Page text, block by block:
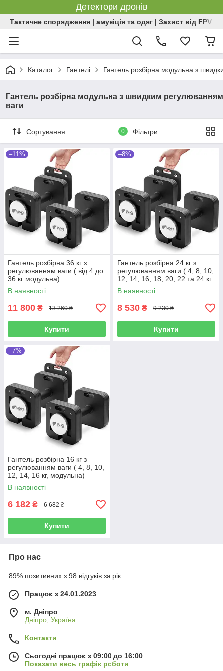
Детектори дронів
Тактичне спорядження | амуніція та одяг | Захист від FPV |
Каталог Гантелі Гантель розбірна модульна з
Гантель розбірна модульна з швидким регулюванням
ваги
Сортування 0 Фільтри
–11%
Гантель розбірна 36 кг з
регулюванням ваги ( від 4 до
36 кг модульна)
В наявності
11 800 ₴ 13 260 ₴
Купити
–8%
Гантель розбірна 24 кг з
регулюванням ваги ( 4, 8, 10,
12, 14, 16, 18, 20, 22 та 24 кг
модульна)
В наявності
8 530 ₴ 9 230 ₴
Купити
–7%
Гантель розбірна 16 кг з
регулюванням ваги ( 4, 8, 10,
12, 14, 16 кг, модульна)
В наявності
6 182 ₴ 6 682 ₴
Купити
Про нас
89% позитивних з 98 відгуків за рік
Працює з 24.01.2023
м. Дніпро
Дніпро, Україна
Контакти
Сьогодні працює з 09:00 до 16:00
Показати весь графік роботи